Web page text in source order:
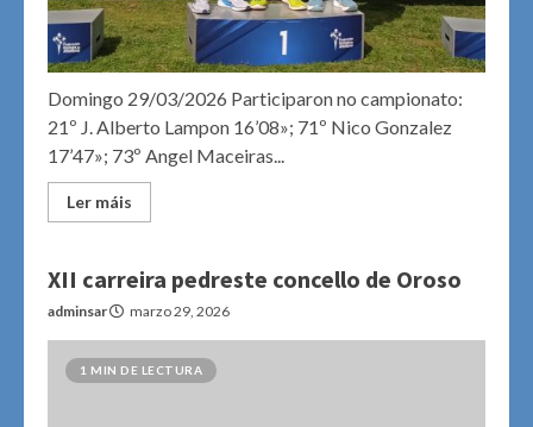
Domingo 29/03/2026 Participaron no campionato:
21º J. Alberto Lampon 16’08»; 71º Nico Gonzalez
17’47»; 73º Angel Maceiras...
Ler máis
XII carreira pedreste concello de Oroso
adminsar marzo 29, 2026
1 MIN DE LECTURA